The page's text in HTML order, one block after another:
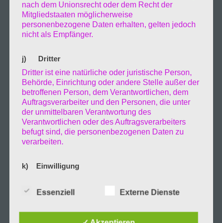
müssen. Tränen flossen über Dinge die ich
vermisse, lachen über Momente des Glücks.
Ich nutze diesen Moment um mir klar zu
werden was ich in Zukunft machen möchte
wie und ob ich weiter leben möchte. Über
Menschen die zu tiefst verachte und sogar
hasse, die mir soviel Leid und Kummer
haben und mich jede Stunde an sie denken
lassen. Gedanken und Fragen ob ich das
nach dem Unionsrecht oder dem Recht der
Mitgliedstaaten möglicherweise
personenbezogene Daten erhalten, gelten jedoch
nicht als Empfänger.
j) Dritter
Dritter ist eine natürliche oder juristische Person,
Behörde, Einrichtung oder andere Stelle außer der
betroffenen Person, dem Verantwortlichen, dem
Auftragsverarbeiter und den Personen, die unter
der unmittelbaren Verantwortung des
Verantwortlichen oder des Auftragsverarbeiters
befugt sind, die personenbezogenen Daten zu
verarbeiten.
k) Einwilligung
freiwillig für den bestimmten Fall in informierter
Willensbekundung in Form einer Erklärung oder
einer sonstigen eindeutigen bestätigenden
Essenziell Externe Dienste